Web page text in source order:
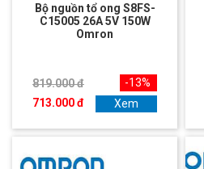
Bộ nguồn tổ ong S8FS-
C15005 26A 5V 150W
Omron
819.000 đ
713.000 đ
-13%
Xem